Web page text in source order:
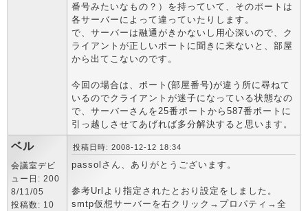
番号みたいなもの？）を持っていて、そのポートは
各サーバーによって違っていたりします。
で、サーバーは融通がきかないし用心深いので、ク
ライアントが正しいポートに聞きに来ないと、部屋
から出てこないのです。
今回の場合は、ポート(部屋番号)が違う所に尋ねて
いるのでクライアントが迷子になっている状態なの
で、サーバーさんを25番ポートから587番ポートに
引っ越しさせてあげれば多分解決すると思います。
ベル
会議室デビ
ュー日: 200
8/11/05
投稿数: 10
投稿日時: 2008-12-12 18:34
passolさん、ありがとうございます。
参考Urlより指定されたとおり設定をしました。
smtp仮想サーバーを右クリック→プロパティ→全